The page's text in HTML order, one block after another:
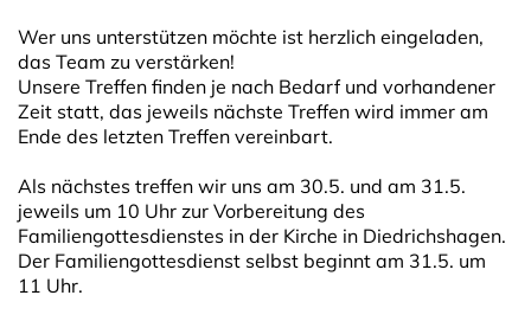
Wer uns unterstützen möchte ist herzlich eingeladen,
das Team zu verstärken!
Unsere Treffen finden je nach Bedarf und vorhandener
Zeit statt, das jeweils nächste Treffen wird immer am
Ende des letzten Treffen vereinbart.
Als nächstes treffen wir uns am 30.5. und am 31.5.
jeweils um 10 Uhr zur Vorbereitung des
Familiengottesdienstes in der Kirche in Diedrichshagen.
Der Familiengottesdienst selbst beginnt am 31.5. um
11 Uhr.